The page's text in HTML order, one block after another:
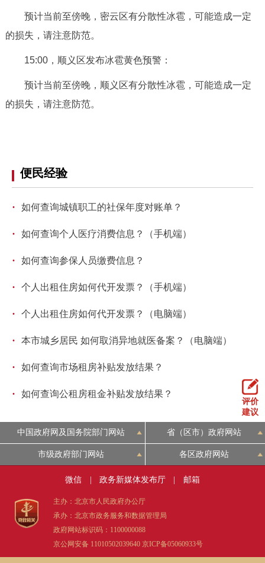
走进北京
北京概况 十六区概览
绿色北京
ESPAÑOL العربية
ITALIANO
预计当前至傍晚，密云区有分散性冰雹，可能造成一定
的损失，请注意防范。
15:00，顺义区发布冰雹黄色预警：
预计当前至傍晚，顺义区有分散性冰雹，可能造成一定
的损失，请注意防范。
便民经验
· 如何查询城镇职工的社保年度对账单？
· 如何查询个人医疗消费信息？（手机端）
· 如何查询参保人员缴费信息？
· 个人出租住房如何代开发票？（手机端）
· 个人出租住房如何代开发票？（电脑端）
· 本市城乡居民 如何取消异地就医备案？（电脑端）
· 如何查询市场租房补贴发放结果？
· 如何查询公租房租金补贴发放结果？
评价
建议
中国政府网及国务院部门网站 省（区市）政府网站
市级政府部门网站 各区政府网站
微信 政务新媒体发布厅 邮箱
主办：北京市人民政府办公厅
承办：北京市政务服务和数据管理局
政府网站标识码：1100000088
京公网安备 11010502039640 京ICP备05060933号